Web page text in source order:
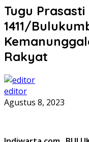
Tugu Prasasti
1411/
Rakyat
editor
Agustus 8, 2023